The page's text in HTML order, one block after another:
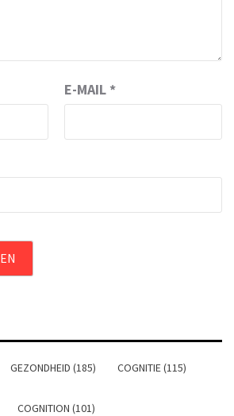
E-MAIL *
GEZONDHEID (185) COGNITIE (115)
COGNITION (101)